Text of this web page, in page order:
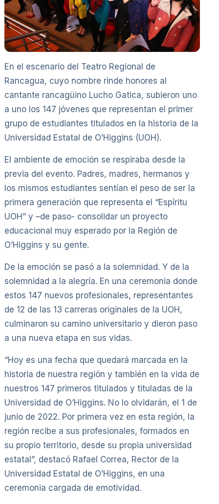
En el escenario del Teatro Regional de
Rancagua, cuyo nombre rinde honores al
cantante rancagüino Lucho Gatica, subieron uno
a uno los 147 jóvenes que representan el primer
grupo de estudiantes titulados en la historia de la
Universidad Estatal de O’Higgins (UOH).
El ambiente de emoción se respiraba desde la
previa del evento. Padres, madres, hermanos y
los mismos estudiantes sentían el peso de ser la
primera generación que representa el “Espíritu
UOH” y –de paso- consolidar un proyecto
educacional muy esperado por la Región de
O’Higgins y su gente.
De la emoción se pasó a la solemnidad. Y de la
solemnidad a la alegría. En una ceremonia donde
estos 147 nuevos profesionales, representantes
de 12 de las 13 carreras originales de la UOH,
culminaron su camino universitario y dieron paso
a una nueva etapa en sus vidas.
“Hoy es una fecha que quedará marcada en la
historia de nuestra región y también en la vida de
nuestros 147 primeros titulados y tituladas de la
Universidad de O’Higgins. No lo olvidarán, el 1 de
junio de 2022. Por primera vez en esta región, la
región recibe a sus profesionales, formados en
su propio territorio, desde su propia universidad
estatal”, destacó Rafael Correa, Rector de la
Universidad Estatal de O’Higgins, en una
ceremonia cargada de emotividad.